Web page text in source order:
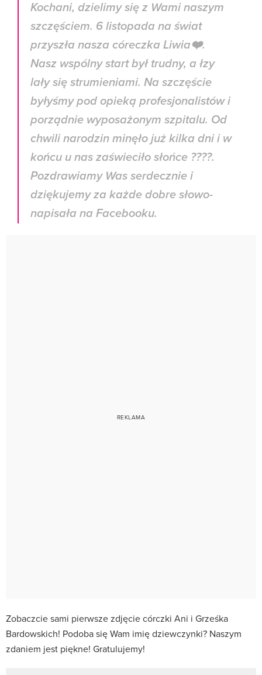
Kochani, dzielimy się z Wami naszym
szczęściem. 6 listopada na świat
przyszła nasza córeczka Liwia❤️.
Nasz wspólny start był trudny, a łzy
lały się strumieniami. Na szczęście
byłyśmy pod opieką profesjonalistów i
porządnie wyposażonym szpitalu. Od
chwili narodzin minęło już kilka dni i w
końcu u nas zaświeciło słońce ????.
Pozdrawiamy Was serdecznie i
dziękujemy za każde dobre słowo-
napisała na Facebooku.
Zobaczcie sami pierwsze zdjęcie córczki Ani i Grześka
Bardowskich! Podoba się Wam imię dziewczynki? Naszym
zdaniem jest piękne! Gratulujemy!